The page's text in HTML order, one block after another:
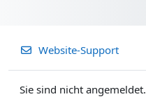
Website-Support
Sie sind nicht angemeldet.